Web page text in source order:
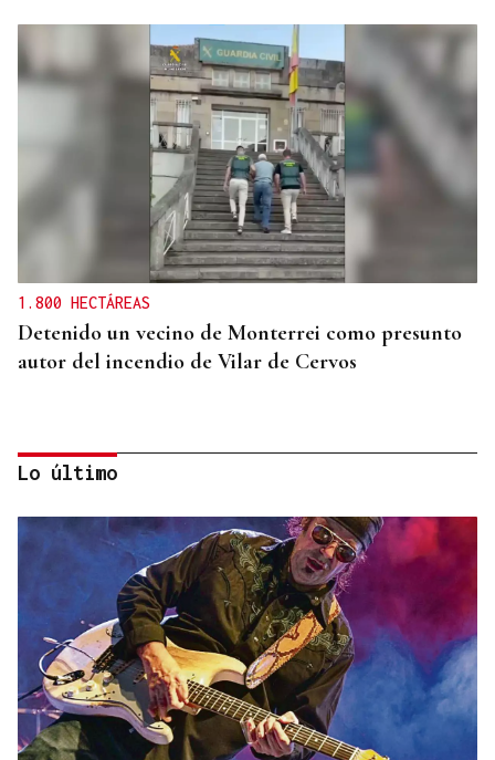
1.800 HECTÁREAS
Detenido un vecino de Monterrei como presunto
autor del incendio de Vilar de Cervos
ALIANZA
La D.O. Monterrei refuerza su proyección
enoturística junto a Expourense
Lo último